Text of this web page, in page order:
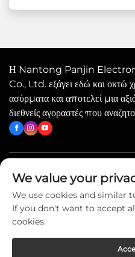
Η Nantong Panjin
Co., Ltd. εξάγει εδώ και οκτώ
ασύρματα και αποτελεί μια
διεθνείς αγοραστές που
Γρήγοροι
Επικοινωνήστε
We value your
We use cookies and similar
If you don't want to accept
cookies.